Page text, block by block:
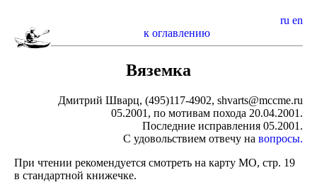
ru en
к оглавлению
Вяземка
Дмитрий Шварц, (495)117-4902, shvarts@mccme.ru
05.2001, по мотивам похода 20.04.2001.
Последние исправления 05.2001.
С удовольствием отвечу на вопросы.
При чтении рекомендуется смотреть на карту МО, стр. 19
в стандартной книжечке.